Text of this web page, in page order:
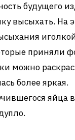
будущего
высыхать. На
приняли
можно
более яркая.
яйца